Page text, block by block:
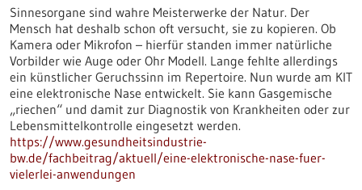
Sinnesorgane sind wahre Meisterwerke der Natur. Der
Mensch hat deshalb schon oft versucht, sie zu kopieren. Ob
Kamera oder Mikrofon – hierfür standen immer natürliche
Vorbilder wie Auge oder Ohr Modell. Lange fehlte allerdings
ein künstlicher Geruchssinn im Repertoire. Nun wurde am KIT
eine elektronische Nase entwickelt. Sie kann Gasgemische
„riechen“ und damit zur Diagnostik von Krankheiten oder zur
Lebensmittelkontrolle eingesetzt werden.
https://www.gesundheitsindustrie-
bw.de/fachbeitrag/aktuell/eine-elektronische-nase-fuer-
vielerlei-anwendungen